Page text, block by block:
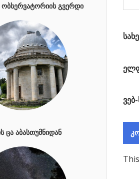
ᲝᲑᲡᲔᲠᲕᲐᲢᲝᲠᲘᲘᲡ ᲒᲕᲔᲠᲓᲘ
ᲪᲐ ᲐᲑᲐᲡᲗᲣᲛᲜᲘᲓᲐᲜ